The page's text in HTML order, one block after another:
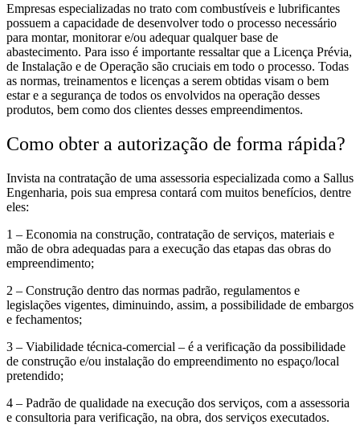
Empresas especializadas no trato com combustíveis e lubrificantes
possuem a capacidade de desenvolver todo o processo necessário
para montar, monitorar e/ou adequar qualquer base de
abastecimento. Para isso é importante ressaltar que a Licença Prévia,
de Instalação e de Operação são cruciais em todo o processo. Todas
as normas, treinamentos e licenças a serem obtidas visam o bem
estar e a segurança de todos os envolvidos na operação desses
produtos, bem como dos clientes desses empreendimentos.
Como obter a autorização de forma rápida?
Invista na contratação de uma assessoria especializada como a Sallus
Engenharia, pois sua empresa contará com muitos benefícios, dentre
eles:
1 – Economia na construção, contratação de serviços, materiais e
mão de obra adequadas para a execução das etapas das obras do
empreendimento;
2 – Construção dentro das normas padrão, regulamentos e
legislações vigentes, diminuindo, assim, a possibilidade de embargos
e fechamentos;
3 – Viabilidade técnica-comercial – é a verificação da possibilidade
de construção e/ou instalação do empreendimento no espaço/local
pretendido;
4 – Padrão de qualidade na execução dos serviços, com a assessoria
e consultoria para verificação, na obra, dos serviços executados.